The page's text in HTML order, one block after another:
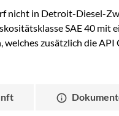
nicht in Detroit-Diesel-
SAE 40 mit
welches zusätzlich die